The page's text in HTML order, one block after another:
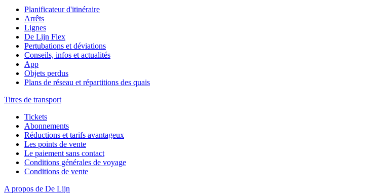
Planificateur d'itinéraire
Arrêts
Lignes
De Lijn Flex
Pertubations et déviations
Conseils, infos et actualités
App
Objets perdus
Plans de réseau et répartitions des quais
Titres de transport
Tickets
Abonnements
Réductions et tarifs avantageux
Les points de vente
Le paiement sans contact
Conditions générales de voyage
Conditions de vente
A propos de De Lijn